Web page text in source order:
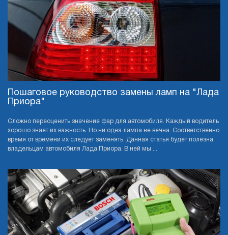
Пошаговое руководство замены ламп на "Лада
Приора"
Сложно переоценить значение фар для автомобиля. Каждый водитель
хорошо знает их важность. Но ни одна лампа не вечна. Соответственно
время от времени их следует заменять. Данная статья будет полезна
владельцам автомобиля Лада Приора. В ней мы ...